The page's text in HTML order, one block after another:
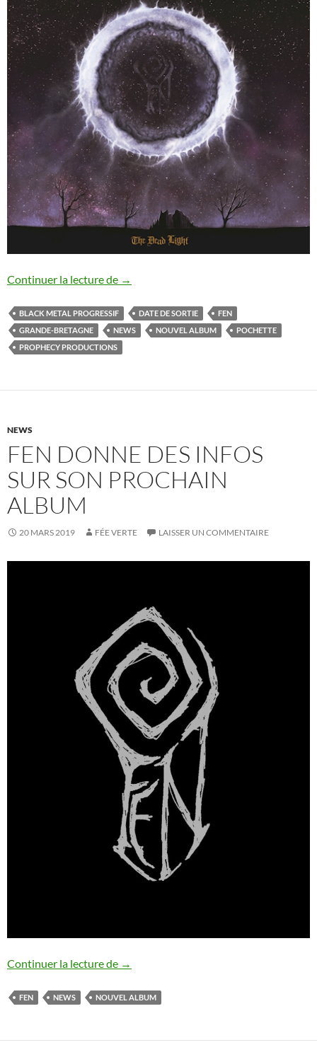
Continuer la lecture de Fen : nouvel album annoncé
→
BLACK METAL PROGRESSIF DATE DE SORTIE
FEN
GRANDE-BRETAGNE
NEWS NOUVEL ALBUM
POCHETTE
PROPHECY PRODUCTIONS
NEWS
FEN DONNE DES INFOS
SUR SON PROCHAIN
ALBUM
20 MARS 2019 FÉE VERTE LAISSER UN COMMENTAIRE
Continuer la lecture de Fen donne des infos sur son prochain
→
FEN NEWS NOUVEL ALBUM